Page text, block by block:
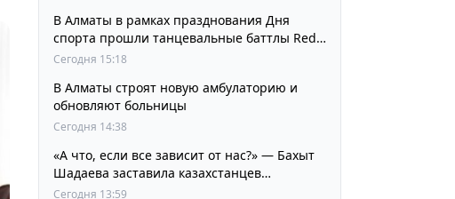
В Алматы в рамках празднования Дня
спорта прошли танцевальные баттлы Red
Bull Dance Your Style
Сегодня 15:18
В Алматы строят новую амбулаторию и
обновляют больницы
Сегодня 14:38
«А что, если все зависит от нас?» — Бахыт
Шадаева заставила казахстанцев
остановиться и задуматься
Сегодня 13:59